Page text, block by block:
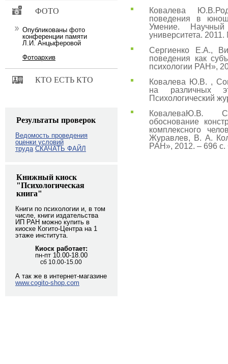
Ковалева Ю.В.
поведения в
Умение. Научный
университета.
Сергиенко Е.А.,
поведения как
психологии РАН»,
Ковалева Ю.В. ,
на различных
Психологический
КовалеваЮ.В.
обоснование
комплексного
Журавлев, В. А.
РАН», 2012. – 696 с.
ФОТО
Опубликованы фото
конференции памяти
Л.И. Анцыферовой
Фотоархив
КТО ЕСТЬ КТО
Результаты проверок
Ведомость проведения
оценки условий
труда СКАЧАТЬ ФАЙЛ
Книжный киоск
"Психологическая
книга"
Книги по психологии и, в том
числе, книги издательства
ИП РАН можно купить в
киоске Когито-Центра на 1
этаже института.
Киоск работает:
пн-пт 10.00-18.00
сб 10.00-15.00
А так же в интернет-магазине
www.cogito-shop.com